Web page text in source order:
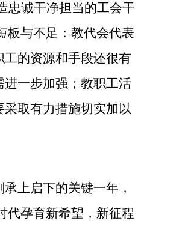
忠诚干净担当的工会干
板与不足：教代会代表
的资源和手段还很有
一步加强；教职工活
取有力措施切实加以
上启下的关键一年，
代孕育新希望，新征程